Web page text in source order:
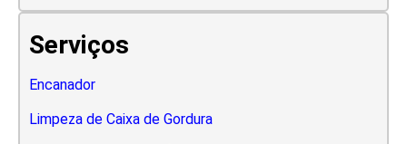
Serviços
Encanador
Limpeza de Caixa de Gordura